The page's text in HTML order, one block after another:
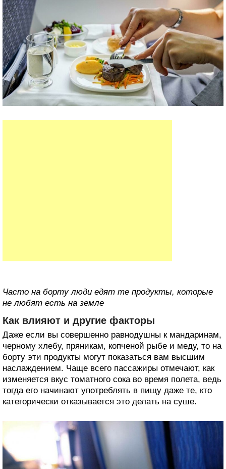
Часто на борту люди едят те продукты, которые
не любят есть на земле
Как влияют и другие факторы
Даже если вы совершенно равнодушны к мандаринам,
черному хлебу, пряникам, копченой рыбе и меду, то на
борту эти продукты могут показаться вам высшим
наслаждением. Чаще всего пассажиры отмечают, как
изменяется вкус томатного сока во время полета, ведь
тогда его начинают употреблять в пищу даже те, кто
категорически отказывается это делать на суше.